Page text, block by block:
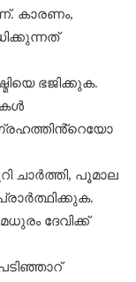
കാരണം,
ഭജിക്കുക.
ചാർത്തി, പൂമാല
ദേവിക്ക്